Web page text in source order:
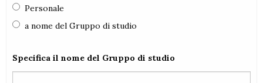
Personale
a nome del Gruppo di studio
Specifica il nome del Gruppo di studio